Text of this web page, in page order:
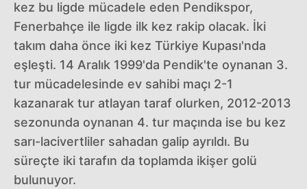
kez bu ligde mücadele eden Pendikspor,
Fenerbahçe ile ligde ilk kez rakip olacak. İki
takım daha önce iki kez Türkiye Kupası'nda
eşleşti. 14 Aralık 1999'da Pendik'te oynanan 3.
tur mücadelesinde ev sahibi maçı 2-1
kazanarak tur atlayan taraf olurken, 2012-2013
sezonunda oynanan 4. tur maçında ise bu kez
sarı-lacivertliler sahadan galip ayrıldı. Bu
süreçte iki tarafın da toplamda ikişer golü
bulunuyor.